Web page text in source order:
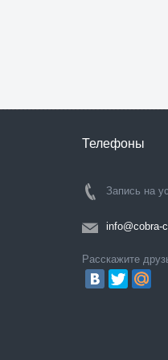
Телефоны
Запись на
info@cobra-
Расскажите